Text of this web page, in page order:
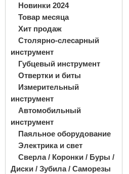
Новинки 2024
Товар месяца
Хит продаж
Столярно-слесарный
инструмент
Губцевый инструмент
Отвертки и биты
Измерительный
инструмент
Автомобильный
инструмент
Паяльное оборудование
Электрика и свет
Сверла / Коронки / Буры /
Диски / Зубила / Саморезы